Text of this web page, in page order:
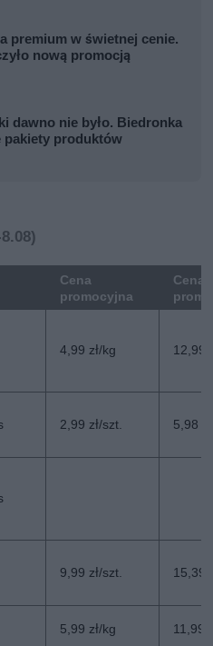
premium w świetnej cenie.
nową promocją
dawno nie było. Biedronka
pakiety produktów
Cena
promocyjna
Cena
4,99 zł/kg 12,99
2,99 zł/szt. 5,98
9,99 zł/szt. 15,39
5,99 zł/kg 11,99